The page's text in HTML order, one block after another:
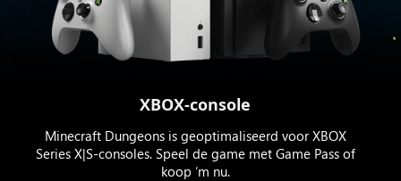
XBOX-console
Minecraft Dungeons is geoptimaliseerd voor XBOX
Series X|S-consoles. Speel de game met Game Pass of
koop ‘m nu.